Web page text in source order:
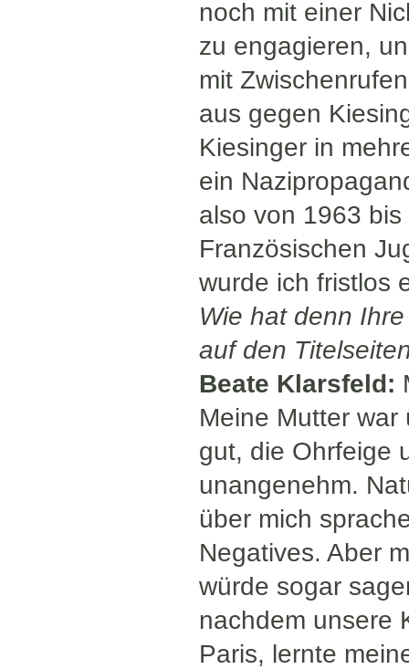
noch mit einer
zu engagieren,
mit
aus gegen
Kiesinger in
ein
also von 1963
Französischen
wurde ich fristlos
Wie hat denn
auf den
Beate Klarsfeld:
Meine Mutter
gut, die Ohrfeige
unangenehm.
über mich
Negatives. Aber
würde sogar
nachdem unsere
Paris, lernte